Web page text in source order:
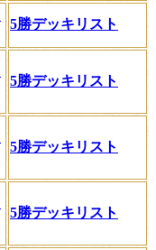
5勝デッキリスト
5勝デッキリスト
5勝デッキリスト
5勝デッキリスト